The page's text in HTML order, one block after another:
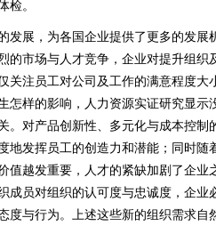
检。
发展，为各国企业提供了更多的发展
的市场与人才竞争，企业对提升组
关注员工对公司及工作的满意程度大
怎样的影响，人力资源实证研究显示
。对产品创新性、多元化与成本控
地发挥员工的创造力和潜能；同时
值越发重要，人才的紧缺加剧了企业
成员对组织的认可度与忠诚度，企
度与行为。上述这些新的组织需求